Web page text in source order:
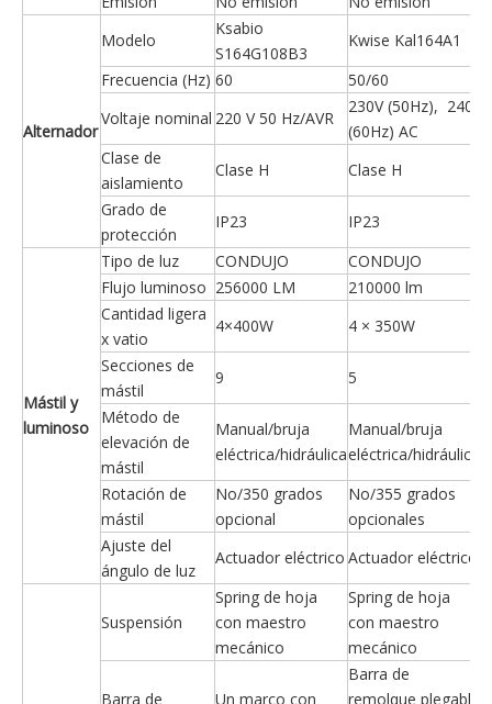
Alternador
Modelo
Ksabio
S164G108B3
Kwise Kal164A1
Frecuencia (Hz) 60
50/60
Voltaje nominal 220 V 50 Hz/AVR
230V (50Hz), 240
(60Hz) AC
Clase de
aislamiento
Clase H
Clase H
Grado de
protección
IP23 IP23
Mástil y
luminoso
Tipo de luz CONDUJO
CONDUJO
Flujo luminoso 256000 LM
210000 lm
Cantidad ligera
x vatio
4×400W
4 × 350W
Secciones de
mástil
9
5
Método de
elevación de
mástil
Manual/bruja
eléctrica/hidráulica
Manual/bruja
eléctrica/hidráulica
Rotación de
mástil
No/350 grados
opcional
No/355 grados
opcionales
Ajuste del
ángulo de luz
Actuador eléctrico Actuador eléctrico
Suspensión
Spring de hoja
con maestro
mecánico
Spring de hoja
con maestro
mecánico
Barra de Un marco con
Barra de
remolque plegable